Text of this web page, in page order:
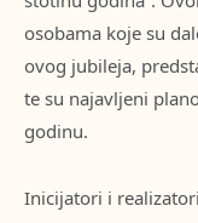
osobama koje su
ovog jubileja,
te su najavljeni
godinu.
Inicijatori i